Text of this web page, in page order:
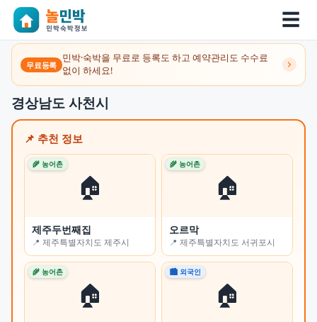
☰
무료등록
민박·숙박을 무료로 등록도 하고 예약관리도 수수료
없이 하세요!
경상남도 사천시
📌 추천 정보
🏠
🌾 농어촌
제주두번째집
📍 제주특별자치도 제주시
🏠
🌾 농어촌
오르막
📍 제주특별자치도 서귀포시
🏠
🌾 농어촌
🏠
🏙 외국인